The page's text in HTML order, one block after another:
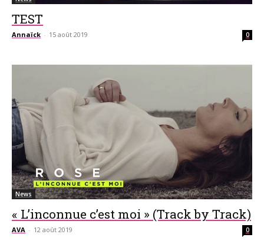
TEST
Annaïck - 15 août 2019 0
News
« L’inconnue c’est moi » (Track by Track)
AVA - 12 août 2019 0